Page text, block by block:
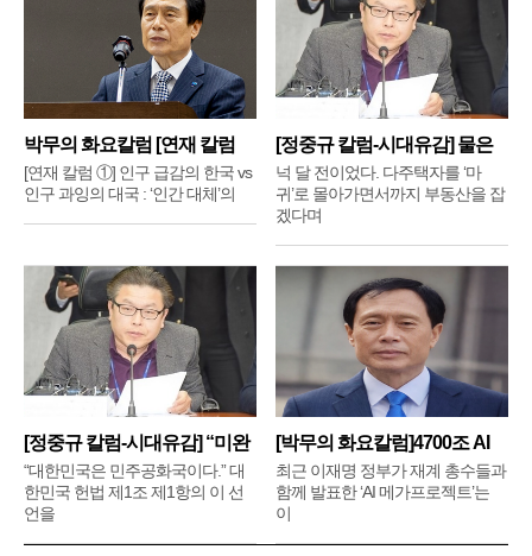
박무의 화요칼럼 [연재 칼럼
①]
[연재 칼럼 ①] 인구 급감의 한국 vs
인구 과잉의 대국 : ‘인간 대체’의
[정중규 칼럼-시대유감] 물은
배
넉 달 전이었다. 다주택자를 ‘마
귀’로 몰아가면서까지 부동산을 잡
겠다며
[정중규 칼럼-시대유감] “미완
“대한민국은 민주공화국이다.” 대
한민국 헌법 제1조 제1항의 이 선
언을
[박무의 화요칼럼]4700조 AI
메
최근 이재명 정부가 재계 총수들과
함께 발표한 ‘AI 메가프로젝트’는
이